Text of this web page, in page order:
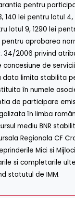
pentru
140 lei pentru lotul
lotul 9, 1290 lei
pentru aprobarea
34/2006 privind
de
data limita stabilita
în numele
de participare
în limba
mediu BNR
Regionala CF
Mici si
si completarile
statutul de IMM.